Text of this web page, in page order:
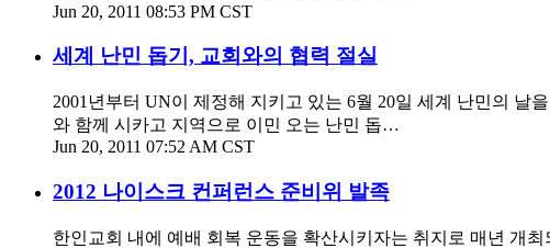
Jun 20, 2011 08:53 PM CST
세계 난민 돕기, 교회와의 협력 절실
2001년부터 UN이 제정해 지키고 있는 6월 20일 세계 난민의 날
와 함께 시카고 지역으로 이민 오는 난민 돕…
Jun 20, 2011 07:52 AM CST
2012 나이스크 컨퍼런스 준비위 발족
한인교회 내에 예배 회복 운동을 확산시키자는 취지로 매년 개